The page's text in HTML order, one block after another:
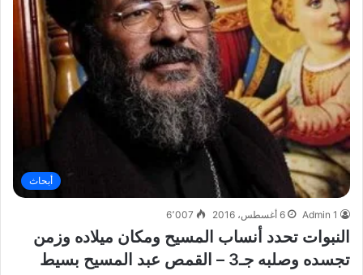
أبحاث
Admin 1 6 أغسطس، 2016 6٬007
النبوات تحدد أنساب المسيح ومكان ميلاده وزمن
تجسده وصلبه جـ3 – القمص عبد المسيح بسيط